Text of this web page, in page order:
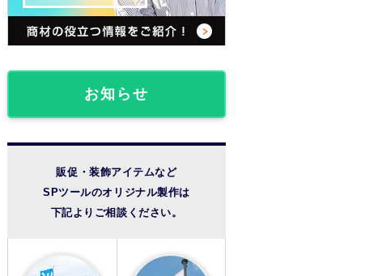
学校・スクール事例
団体・クラブ事例
ライブ観戦事例
温泉・宿泊施設
その他の事例
バナースタンド
フロアマット
椅子カバー
のれん
法被・半纏
風呂敷
お知らせ
販促・装飾アイテムなど
SPツールのオリジナル製作は
下記よりご相談ください。